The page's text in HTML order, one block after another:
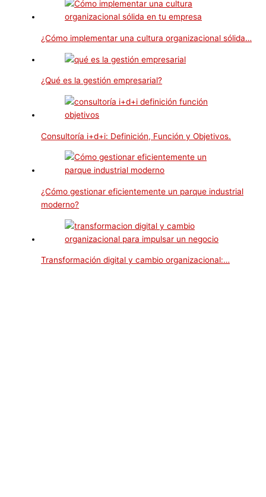
¿Cómo implementar una cultura organizacional sólida…
¿Qué es la gestión empresarial?
Consultoría i+d+i: Definición, Función y Objetivos.
¿Cómo gestionar eficientemente un parque industrial
moderno?
Transformación digital y cambio organizacional:…